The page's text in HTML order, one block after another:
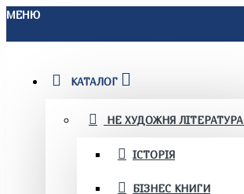
МЕНЮ
КАТАЛОГ
НЕ ХУДОЖНЯ ЛІТЕРАТУРА
ІСТОРІЯ
БІЗНЕС КНИГИ